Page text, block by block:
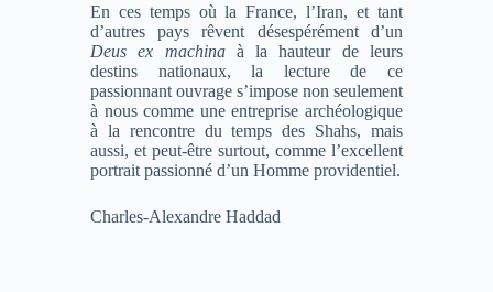
En ces temps où la France, l’Iran, et tant
d’autres pays rêvent désespérément d’un
Deus ex machina à la hauteur de leurs
destins nationaux, la lecture de ce
passionnant ouvrage s’impose non seulement
à nous comme une entreprise archéologique
à la rencontre du temps des Shahs, mais
aussi, et peut-être surtout, comme l’excellent
portrait passionné d’un Homme providentiel.
Charles-Alexandre Haddad